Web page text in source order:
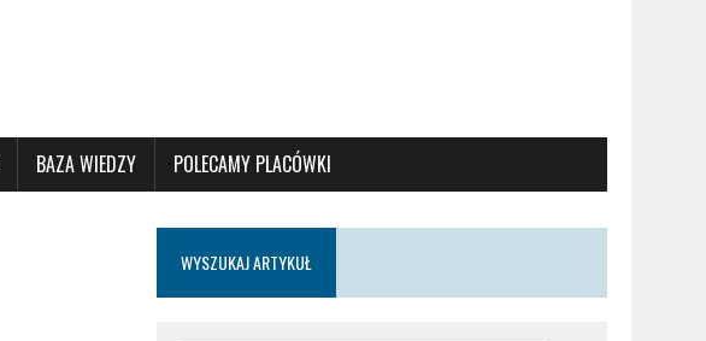
BAZA WIEDZY POLECAMY PLACÓWKI
WYSZUKAJ ARTYKUŁ